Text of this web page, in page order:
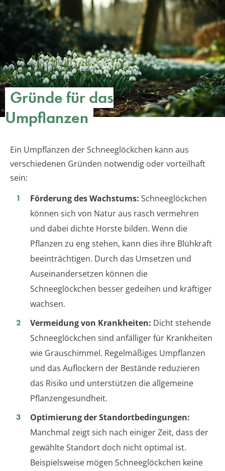
Gründe für das
Umpflanzen
Ein Umpflanzen der Schneeglöckchen kann aus
verschiedenen Gründen notwendig oder vorteilhaft
sein:
Förderung des Wachstums: Schneeglöckchen
können sich von Natur aus rasch vermehren
und dabei dichte Horste bilden. Wenn die
Pflanzen zu eng stehen, kann dies ihre Blühkraft
beeinträchtigen. Durch das Umsetzen und
Auseinandersetzen können die
Schneeglöckchen besser gedeihen und kräftiger
wachsen.
Vermeidung von Krankheiten: Dicht stehende
Schneeglöckchen sind anfälliger für Krankheiten
wie Grauschimmel. Regelmäßiges Umpflanzen
und das Auflockern der Bestände reduzieren
das Risiko und unterstützen die allgemeine
Pflanzengesundheit.
Optimierung der Standortbedingungen:
Manchmal zeigt sich nach einiger Zeit, dass der
gewählte Standort doch nicht optimal ist.
Beispielsweise mögen Schneeglöckchen keine